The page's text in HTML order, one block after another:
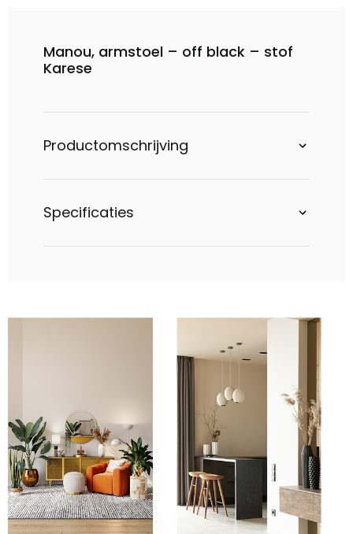
Manou, armstoel – off black – stof
Karese
Productomschrijving
Specificaties